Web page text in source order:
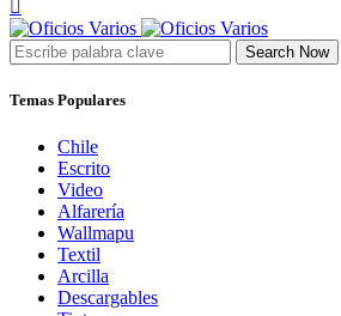
Search Now
Temas Populares
Chile
Escrito
Video
Alfarería
Wallmapu
Textil
Arcilla
Descargables